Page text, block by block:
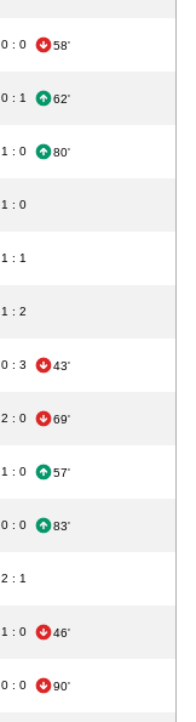
0 : 0 58'
0 : 1 62'
1 : 0 80'
1 : 0
1 : 1
1 : 2
0 : 3 43'
2 : 0 69'
1 : 0 57'
0 : 0 83'
2 : 1
1 : 0 46'
0 : 0 90'